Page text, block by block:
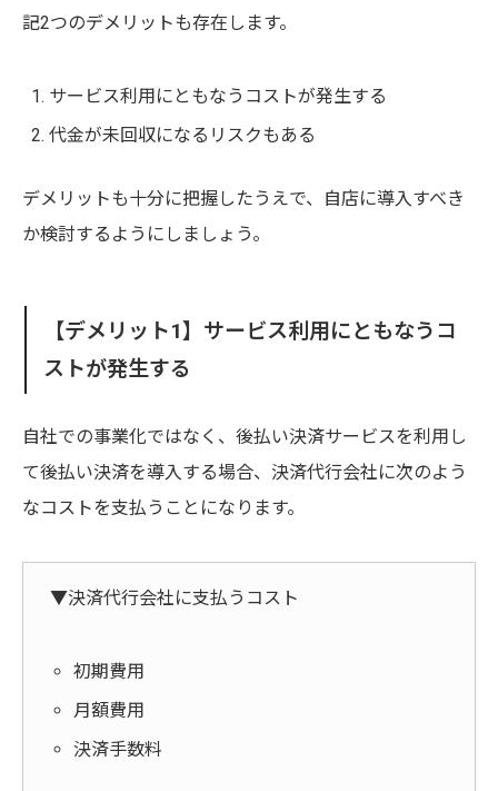
記2つのデメリットも存在します。
サービス利用にともなうコストが発生する
代金が未回収になるリスクもある
デメリットも十分に把握したうえで、自店に導入すべき
か検討するようにしましょう。
【デメリット1】サービス利用にともなうコ
ストが発生する
自社での事業化ではなく、後払い決済サービスを利用し
て後払い決済を導入する場合、決済代行会社に次のよう
なコストを支払うことになります。
▼決済代行会社に支払うコスト
初期費用
月額費用
決済手数料